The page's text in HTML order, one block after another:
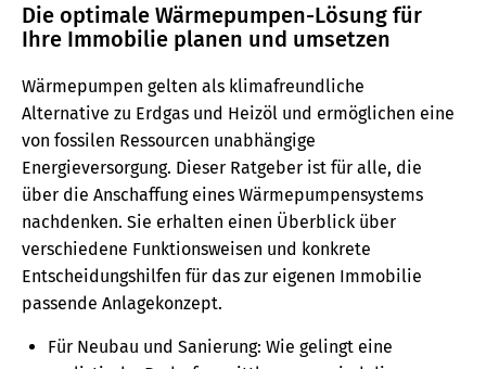
Die optimale Wärmepumpen-Lösung für
Ihre Immobilie planen und umsetzen
Wärmepumpen gelten als klimafreundliche
Alternative zu Erdgas und Heizöl und ermöglichen eine
von fossilen Ressourcen unabhängige
Energieversorgung. Dieser Ratgeber ist für alle, die
über die Anschaffung eines Wärmepumpensystems
nachdenken. Sie erhalten einen Überblick über
verschiedene Funktionsweisen und konkrete
Entscheidungshilfen für das zur eigenen Immobilie
passende Anlagekonzept.
Für Neubau und Sanierung: Wie gelingt eine